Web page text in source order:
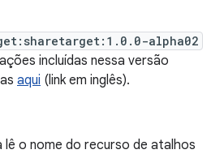
alpha02
incluídas nessa versão
aqui (link em inglês).
lê o nome do recurso de atalhos